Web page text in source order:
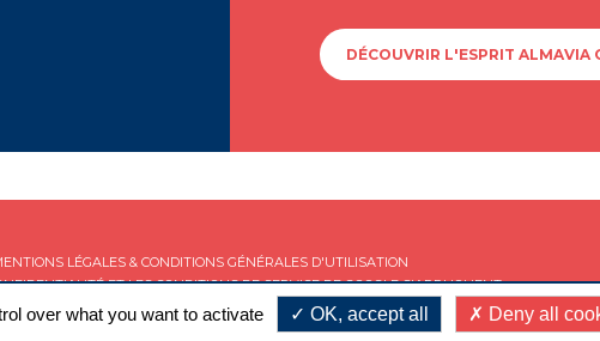
DÉCOUVRIR L'ESPRIT ALMAVIA
LÉGALES & CONDITIONS GÉNÉRALES D'UTILISATION
ET LESCONDITIONS DE SERVICEDE GOOGLE S'APPLIQUENT.
over what you want to activate OK, accept all Deny all